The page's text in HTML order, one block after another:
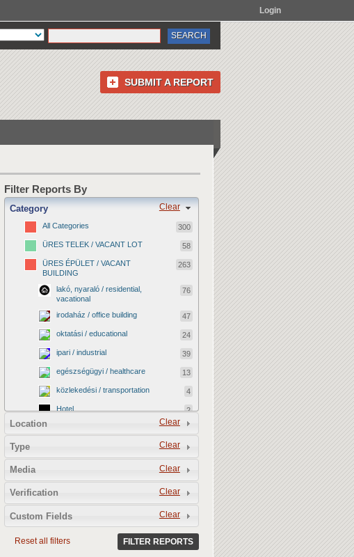
Login
SUBMIT A REPORT
Filter Reports By
Clear
Category
All Categories 300
ÜRES TELEK / VACANT LOT 58
ÜRES ÉPÜLET / VACANT
BUILDING
263
lakó, nyaraló / residential,
vacational
76
irodaház / office building 47
oktatási / educational 24
ipari / industrial 39
egészségügyi / healthcare 13
közlekedési / transportation 4
Hotel 2
2
0
kereskedelmi / commercial
egyéb / other 12
kulturális / cultural
BEFEJEZETLEN ÉPÜLET /
UNFINISHED BUILDING
13
Clear
Location
Clear
Type
Clear
Media
Clear
Verification
Clear
Custom Fields
Reset all filters FILTER REPORTS